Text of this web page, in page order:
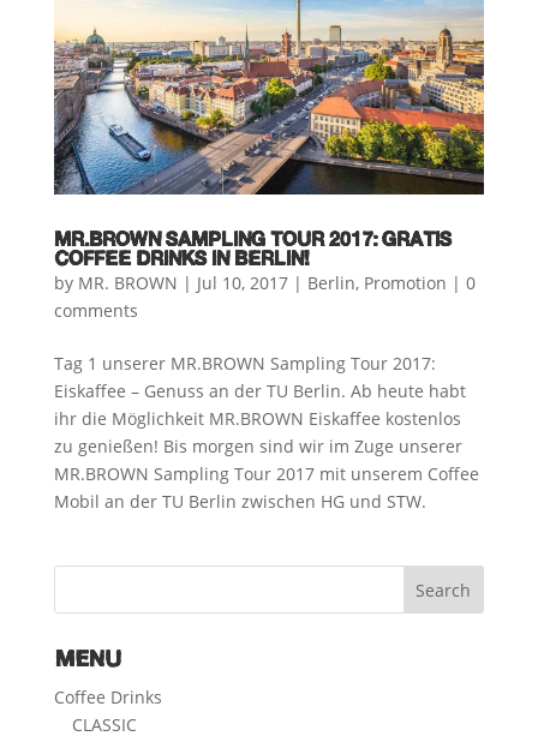
MR.BROWN SAMPLING TOUR 2017: GRATIS
COFFEE DRINKS IN BERLIN!
by MR. BROWN | Jul 10, 2017| Berlin, Promotion | 0
comments
Tag 1 unserer MR.BROWN Sampling Tour 2017:
Eiskaffee – Genuss an der TU Berlin. Ab heute habt
ihr die Möglichkeit MR.BROWN Eiskaffee kostenlos
zu genießen! Bis morgen sind wir im Zuge unserer
MR.BROWN Sampling Tour 2017 mit unserem Coffee
Mobil an der TU Berlin zwischen HG und STW.
MENU
Coffee Drinks
CLASSIC